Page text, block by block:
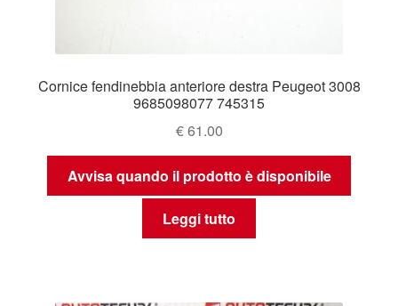
Cornice fendinebbia anteriore destra Peugeot 3008
9685098077 745315
€61.00
Avvisa quando il prodotto è disponibile
Leggi tutto